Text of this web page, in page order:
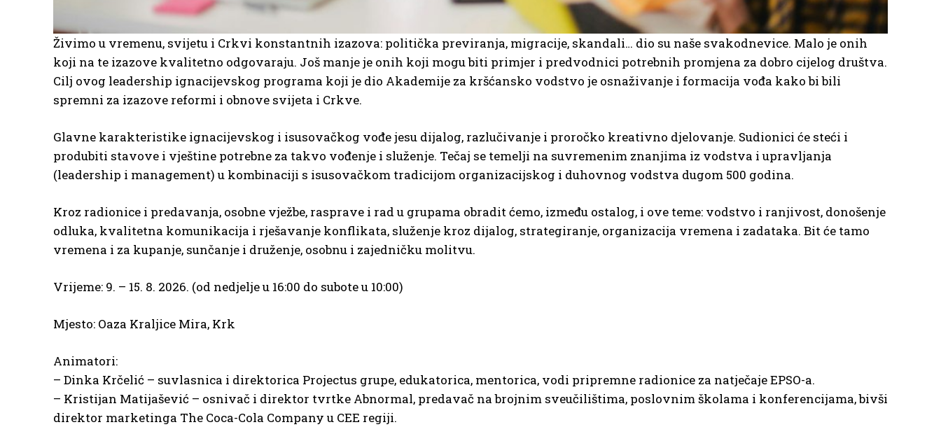
Živimo u vremenu, svijetu i Crkvi konstantnih izazova: politička previranja, migracije, skandali… dio su naše svakodnevice. Malo je onih
koji na te izazove kvalitetno odgovaraju. Još manje je onih koji mogu biti primjer i predvodnici potrebnih promjena za dobro cijelog društva.
Cilj ovog leadership ignacijevskog programa koji je dio Akademije za kršćansko vodstvo je osnaživanje i formacija vođa kako bi bili
spremni za izazove reformi i obnove svijeta i Crkve.
Glavne karakteristike ignacijevskog i isusovačkog vođe jesu dijalog, razlučivanje i proročko kreativno djelovanje. Sudionici će steći i
produbiti stavove i vještine potrebne za takvo vođenje i služenje. Tečaj se temelji na suvremenim znanjima iz vodstva i upravljanja
(leadership i management) u kombinaciji s isusovačkom tradicijom organizacijskog i duhovnog vodstva dugom 500 godina.
Kroz radionice i predavanja, osobne vježbe, rasprave i rad u grupama obradit ćemo, između ostalog, i ove teme: vodstvo i ranjivost, donošenje
odluka, kvalitetna komunikacija i rješavanje konflikata, služenje kroz dijalog, strategiranje, organizacija vremena i zadataka. Bit će tamo
vremena i za kupanje, sunčanje i druženje, osobnu i zajedničku molitvu.
Vrijeme: 9. – 15. 8. 2026. (od nedjelje u 16:00 do subote u 10:00)
Mjesto: Oaza Kraljice Mira, Krk
Animatori:
– Dinka Krčelić – suvlasnica i direktorica Projectus grupe, edukatorica, mentorica, vodi pripremne radionice za natječaje EPSO-a.
– Kristijan Matijašević – osnivač i direktor tvrtke Abnormal, predavač na brojnim sveučilištima, poslovnim školama i konferencijama, bivši
direktor marketinga The Coca-Cola Company u CEE regiji.